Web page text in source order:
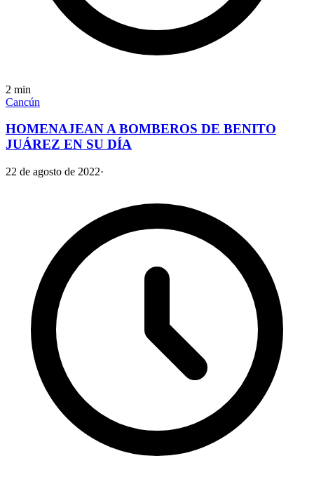
2 min
Cancún
HOMENAJEAN A BOMBEROS DE BENITO
JUÁREZ EN SU DÍA
22 de agosto de 2022·